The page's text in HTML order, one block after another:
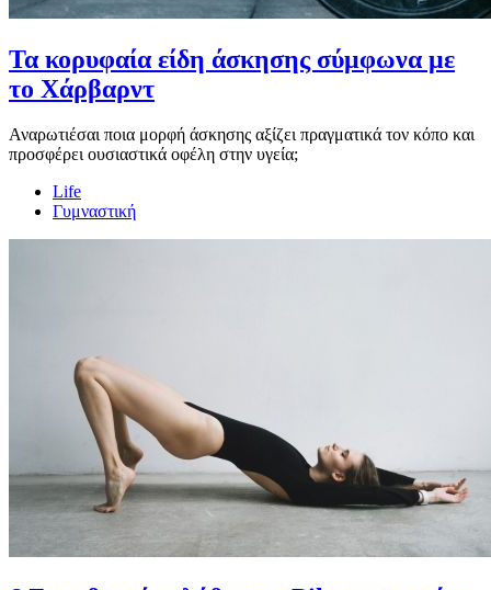
Τα κορυφαία είδη άσκησης σύμφωνα με
το Χάρβαρντ
Αναρωτιέσαι ποια μορφή άσκησης αξίζει πραγματικά τον κόπο και
προσφέρει ουσιαστικά οφέλη στην υγεία;
Life
Γυμναστική